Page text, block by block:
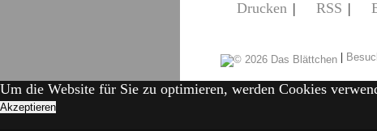
Drucken | RSS |
|
Um die Website für Sie zu optimieren, werden Cookies
Akzeptieren